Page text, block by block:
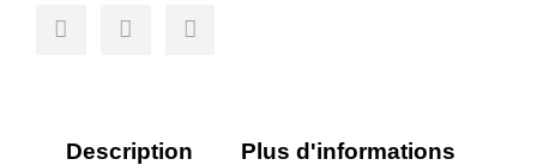
Description Plus d'informations